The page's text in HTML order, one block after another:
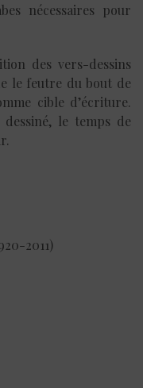
nécessaires pour
des vers-dessins
le feutre du bout de
cible d’écriture.
le temps de
2011)